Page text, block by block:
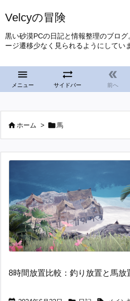
Velcyの冒険
黒い砂漠PCの日記と情報整理のブロ
ージ遷移少なく見られるようにしてい

メニュー

サイドバー

前へ
ホーム > 馬
8時間放置比較：釣り放置と馬放